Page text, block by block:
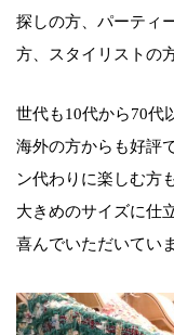
探しの方、パーティ
方、スタイリストの
世代も10代から70代
海外の方からも好評
ン代わりに楽しむ方
大きめのサイズに仕
喜んでいただいてい